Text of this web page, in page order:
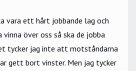
vara ett hårt jobbande lag och
över oss så ska de jobba
tycker jag inte att motståndarna
gett bort vinster. Men jag tycker